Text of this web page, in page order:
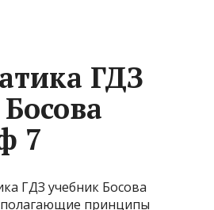
ГДЗ
7
ГДЗ учебник Босова
принципы